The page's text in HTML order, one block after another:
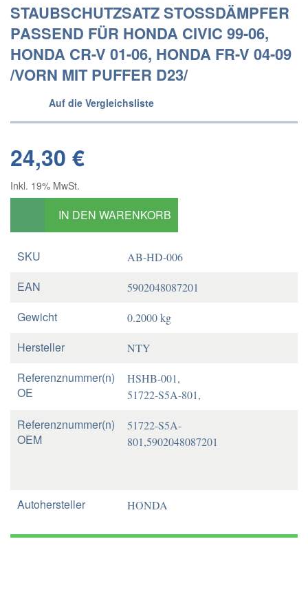
STAUBSCHUTZSATZ STOSSDÄMPFER P
ASSEND FÜR HONDA CIVIC 99-06, H
ONDA CR-V 01-06, HONDA FR-V 04-09 /
VORN MIT PUFFER D23/
Auf die Vergleichsliste
24,30 €
Inkl. 19% MwSt.
IN DEN WARENKORB
SKU AB-HD-006
EAN 5902048087201
Gewicht 0.2000 kg
Hersteller NTY
Referenznummer(n)
OE
HSHB-001,
51722-S5A-801,
Referenznummer(n)
OEM
51722-S5A-
801,5902048087201
Autohersteller HONDA